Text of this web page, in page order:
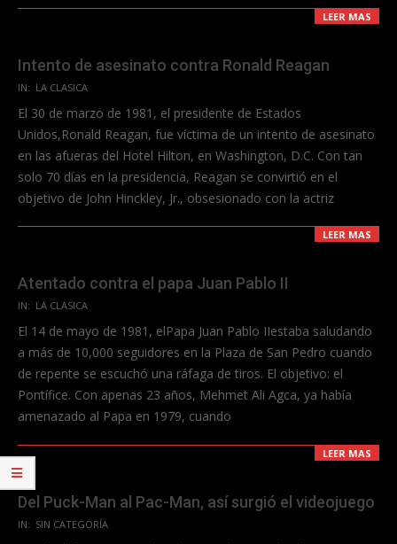
LEER MAS
Intento de asesinato contra Ronald Reagan
2023-
06-
11
IN: LA CLASICA
El 30 de marzo de 1981, el presidente de Estados
Unidos,Ronald Reagan, fue víctima de un intento de asesinato
en las afueras del Hotel Hilton, en Washington, D.C. Con tan
solo 70 días en la presidencia, Reagan se convirtió en el
objetivo de John Hinckley, Jr., obsesionado con la actriz
LEER MAS
Atentado contra el papa Juan Pablo II
2023-
06-
11
IN: LA CLASICA
El 14 de mayo de 1981, elPapa Juan Pablo IIestaba saludando
a más de 10,000 seguidores en la Plaza de San Pedro cuando
de repente se escuchó una ráfaga de tiros. El objetivo: el
Pontífice. Con apenas 23 años, Mehmet Ali Agca, ya había
amenazado al Papa en 1979, cuando
LEER MAS
Del Puck-Man al Pac-Man, así surgió el videojuego
2023-
IN: SIN CATEGORÍA